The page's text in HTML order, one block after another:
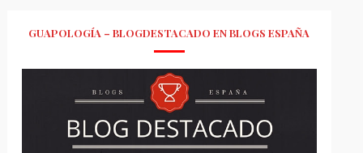
GUAPOLOGÍA – BLOGDESTACADO EN BLOGS ESPAÑA